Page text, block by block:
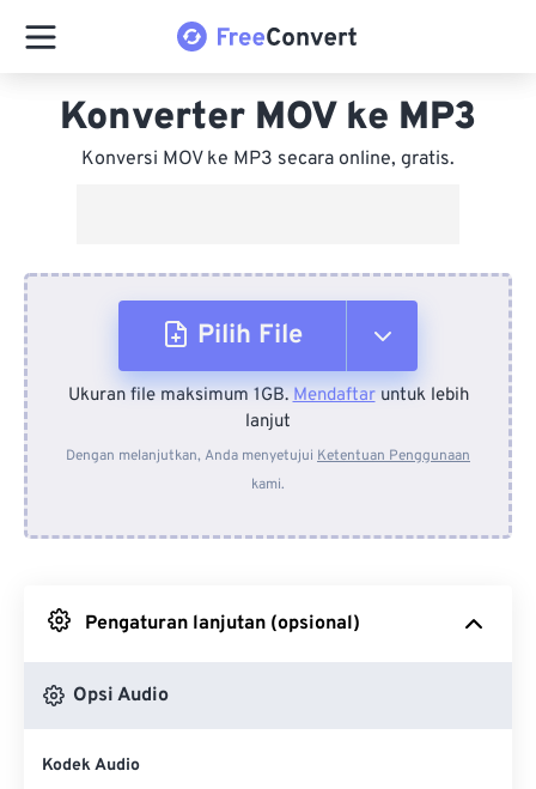
Konverter MOV ke MP3
Konversi MOV ke MP3 secara online, gratis.
Pilih File
Dari Perangkat
Dari Dropbox
Ukuran file maksimum 1GB.Mendaftaruntuk lebih
lanjut
Dengan melanjutkan, Anda menyetujui Ketentuan Penggunaan
kami.
Pengaturan lanjutan (opsional)
Opsi Audio
Kodek Audio